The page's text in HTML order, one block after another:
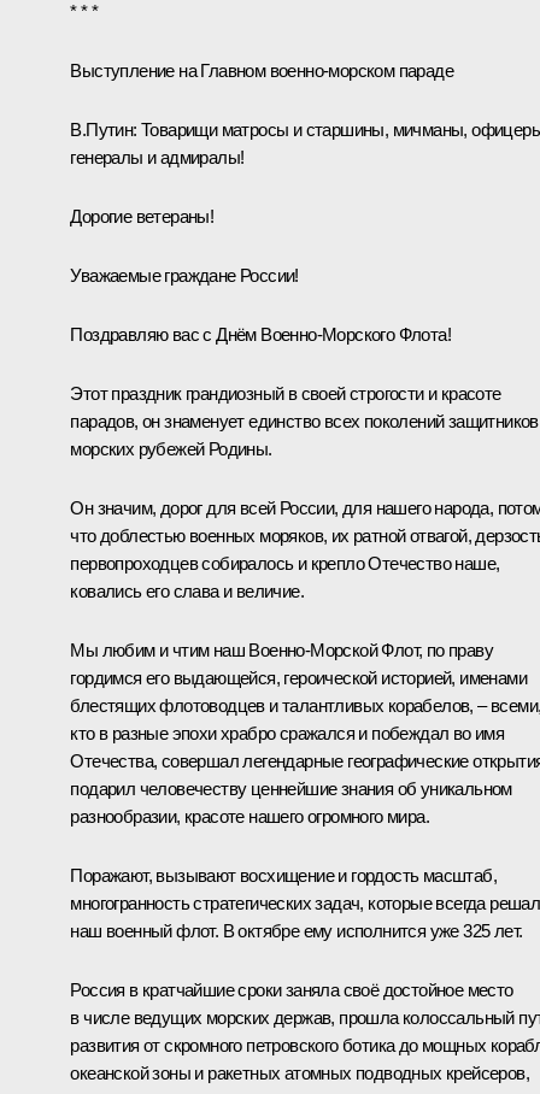
* * *
Выступление на Главном военно-морском параде
В.Путин: Товарищи матросы и старшины, мичманы,
генералы и адмиралы!
Дорогие ветераны!
Уважаемые граждане России!
Поздравляю вас с Днём Военно-Морского Флота!
Этот праздник грандиозный в своей строгости и красоте
парадов, он знаменует единство всех поколений защитников
морских рубежей Родины.
Он значим, дорог для всей России, для нашего народа,
что доблестью военных моряков, их ратной отвагой,
первопроходцев собиралось и крепло Отечество наше,
ковались его слава и величие.
Мы любим и чтим наш Военно-Морской Флот, по праву
гордимся его выдающейся, героической историей, именами
блестящих флотоводцев и талантливых корабелов, –
кто в разные эпохи храбро сражался и побеждал во имя
Отечества, совершал легендарные географические
подарил человечеству ценнейшие знания об уникальном
разнообразии, красоте нашего огромного мира.
Поражают, вызывают восхищение и гордость масштаб,
многогранность стратегических задач, которые всегда решал
наш военный флот. В октябре ему исполнится уже 325 лет.
Россия в кратчайшие сроки заняла своё достойное место
в числе ведущих морских держав, прошла колоссальный
развития от скромного петровского ботика до мощных
океанской зоны и ракетных атомных подводных крейсеров,